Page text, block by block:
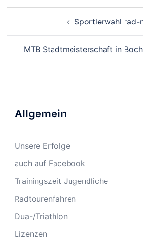
Sportlerwahl rad-
MTB Stadtmeisterschaft in
Allgemein
Unsere Erfolge
auch auf Facebook
Trainingszeit Jugendliche
Radtourenfahren
Dua-/Triathlon
Lizenzen